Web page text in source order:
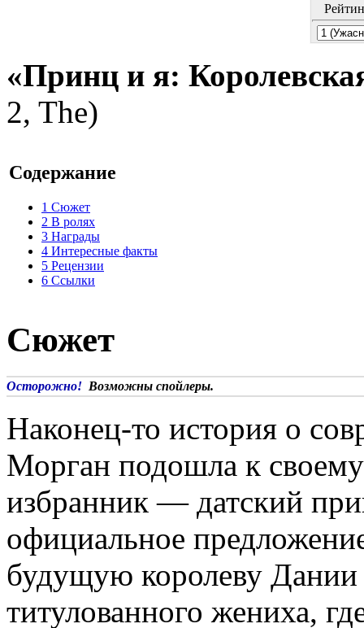
«Принц и я:
2, The)
Содержание
1 Сюжет
2 В ролях
3 Награды
4 Интересные факты
5 Рецензии
6 Ссылки
Сюжет
Осторожно! Возможны спойлеры.
Наконец-то история о
Морган подошла к
избранник — датский
официальное
будущую королеву
титулованного жениха,